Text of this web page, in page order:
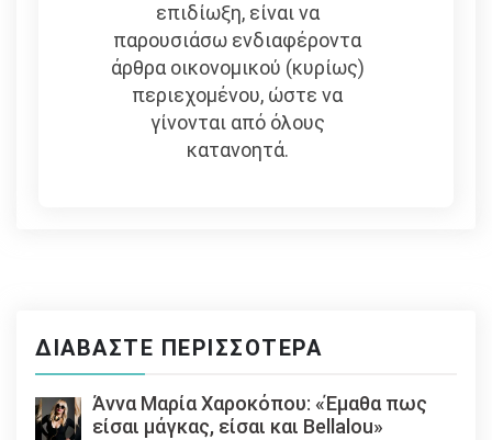
επιδίωξη, είναι να
παρουσιάσω ενδιαφέροντα
άρθρα οικονομικού (κυρίως)
περιεχομένου, ώστε να
γίνονται από όλους
κατανοητά.
ΔΙΑΒΆΣΤΕ ΠΕΡΙΣΣΌΤΕΡΑ
Άννα Μαρία Χαροκόπου: «Έμαθα πως
είσαι μάγκας, είσαι και Bellalou»